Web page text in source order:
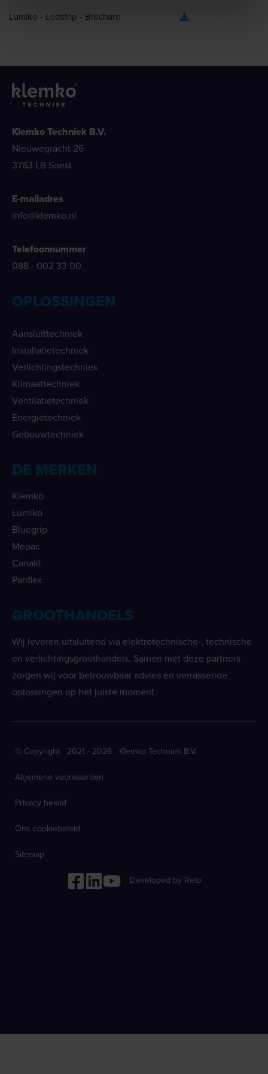
Lumiko - Ledstrip - Brochure
Klemko Techniek B.V.
Nieuwegracht 26
3763 LB Soest
E-mailadres
info@klemko.nl
Telefoonnummer
088 - 002 33 00
OPLOSSINGEN
Aansluittechniek
Installatietechniek
Verlichtingstechniek
Klimaattechniek
Ventilatietechniek
Energietechniek
Gebouwtechniek
DE MERKEN
Klemko
Lumiko
Bluegrip
Mepac
Canalit
Panflex
GROOTHANDELS
Wij leveren uitsluitend via elektrotechnische-, technische
en verlichtingsgroothandels. Samen met deze partners
zorgen wij voor betrouwbaar advies en verrassende
oplossingen op het juiste moment.
© Copyright 2021 - 2026 Klemko Techniek B.V.
Algemene voorwaarden
Privacy beleid
Ons cookiebeleid
Sitemap
Developed by Reto